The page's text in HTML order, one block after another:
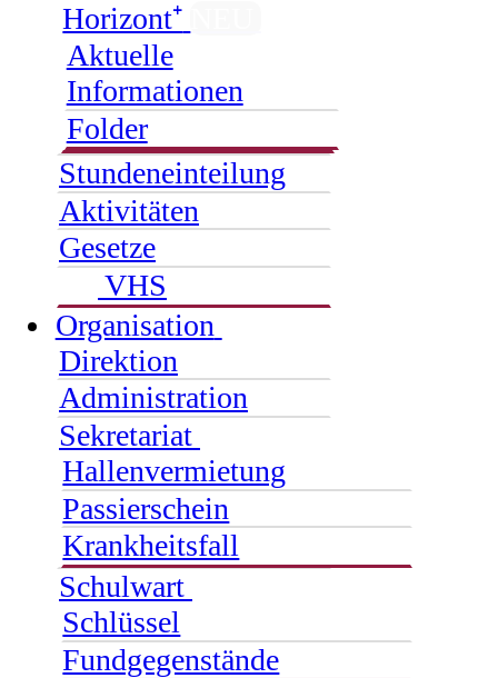
Horizont⁺
Aktuelle
Informationen
Folder
Stundeneinteilung
Aktivitäten
Gesetze
VHS
Organisation
Direktion
Administration
Sekretariat
Hallenvermietung
Passierschein
Krankheitsfall
Schulwart
Schlüssel
Fundgegenstände